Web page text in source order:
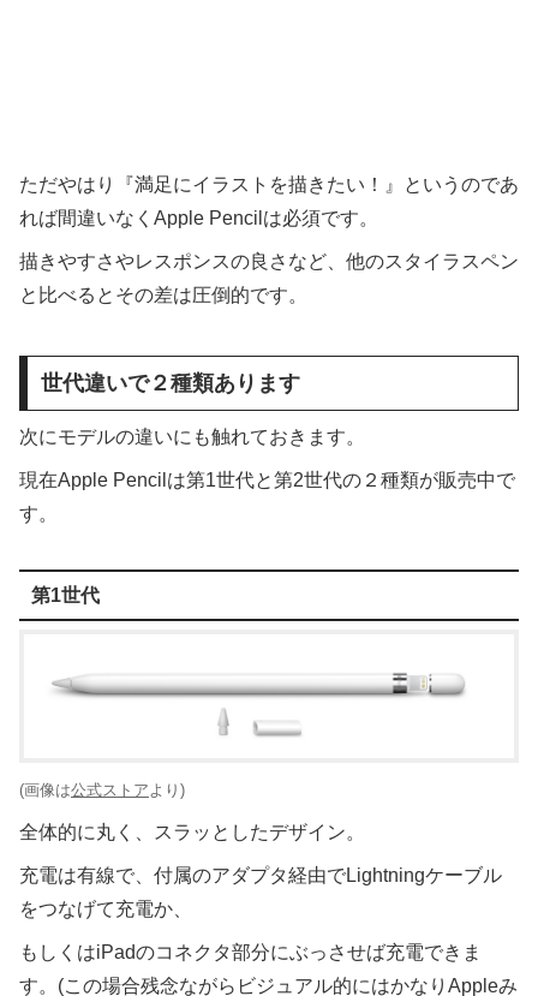
ただやはり『満足にイラストを描きたい！』というのであ
れば間違いなくApple Pencilは必須です。
描きやすさやレスポンスの良さなど、他のスタイラスペン
と比べるとその差は圧倒的です。
世代違いで２種類あります
次にモデルの違いにも触れておきます。
現在Apple Pencilは第1世代と第2世代の２種類が販売中で
す。
第1世代
(画像は公式ストアより)
全体的に丸く、スラッとしたデザイン。
充電は有線で、付属のアダプタ経由でLightningケーブル
をつなげて充電か、
もしくはiPadのコネクタ部分にぶっさせば充電できま
す。(この場合残念ながらビジュアル的にはかなりAppleみ